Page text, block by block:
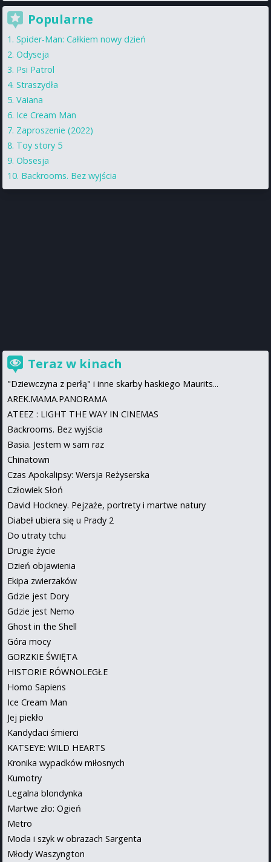
Popularne
Spider-Man: Całkiem nowy dzień
Odyseja
Psi Patrol
Straszydła
Vaiana
Ice Cream Man
Zaproszenie (2022)
Toy story 5
Obsesja
Backrooms. Bez wyjścia
Teraz w kinach
"Dziewczyna z perłą" i inne skarby haskiego Maurits...
AREK.MAMA.PANORAMA
ATEEZ : LIGHT THE WAY IN CINEMAS
Backrooms. Bez wyjścia
Basia. Jestem w sam raz
Chinatown
Czas Apokalipsy: Wersja Reżyserska
Człowiek Słoń
David Hockney. Pejzaże, portrety i martwe natury
Diabeł ubiera się u Prady 2
Do utraty tchu
Drugie życie
Dzień objawienia
Ekipa zwierzaków
Gdzie jest Dory
Gdzie jest Nemo
Ghost in the Shell
Góra mocy
GORZKIE ŚWIĘTA
HISTORIE RÓWNOLEGŁE
Homo Sapiens
Ice Cream Man
Jej piekło
Kandydaci śmierci
KATSEYE: WILD HEARTS
Kronika wypadków miłosnych
Kumotry
Legalna blondynka
Martwe zło: Ogień
Metro
Moda i szyk w obrazach Sargenta
Młody Waszyngton